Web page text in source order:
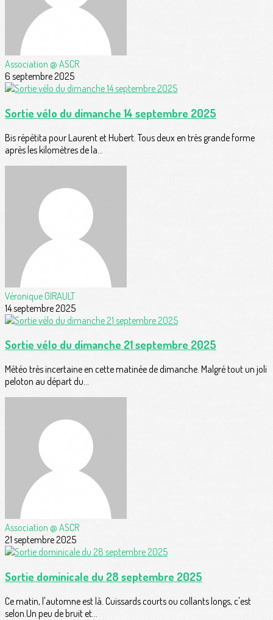
Association @ ASCR
6 septembre 2025
Sortie vélo du dimanche 14 septembre 2025
Bis répétita pour Laurent et Hubert. Tous deux en très grande forme
après les kilomètres de la...
Véronique GIRAULT
14 septembre 2025
Sortie vélo du dimanche 21 septembre 2025
Météo très incertaine en cette matinée de dimanche. Malgré tout un joli
peloton au départ du...
Association @ ASCR
21 septembre 2025
Sortie dominicale du 28 septembre 2025
Ce matin, l'automne est là. Cuissards courts ou collants longs, c'est
selon.Un peu de bruit et...